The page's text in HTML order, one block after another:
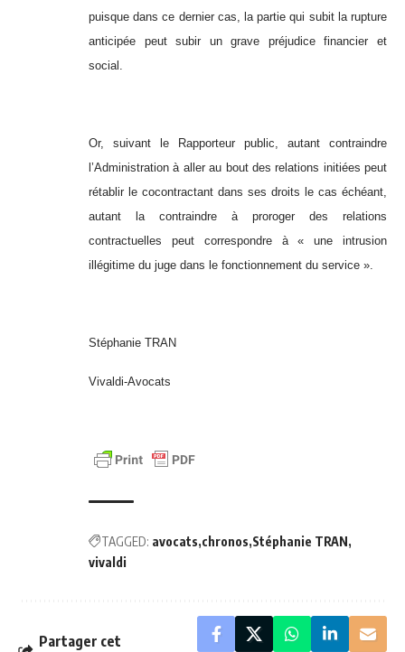
puisque dans ce dernier cas, la partie qui subit la rupture
anticipée peut subir un grave préjudice financier et
social.
Or, suivant le Rapporteur public, autant contraindre
l’Administration à aller au bout des relations initiées peut
rétablir le cocontractant dans ses droits le cas échéant,
autant la contraindre à proroger des relations
contractuelles peut correspondre à « une intrusion
illégitime du juge dans le fonctionnement du service ».
Stéphanie TRAN
Vivaldi-Avocats
TAGGED: avocats chronos Stéphanie TRAN
vivaldi
Partager cet